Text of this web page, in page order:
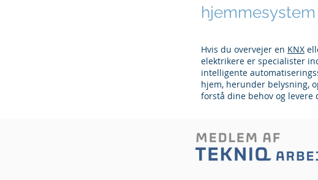
hjemmesystem
Hvis du overvejer en KNX
elektrikere er specialister
intelligente
hjem, herunder belysning,
forstå dine behov og